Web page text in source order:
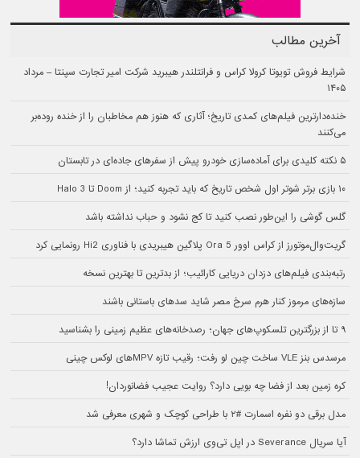
آخرین مطالب
شرایط فروش تویوتا کرولا کراس و فرانتلندر هیبرید شرکت امیر تجارت سپنتا – مرداد
۱۴۰۵
خنده‌دارترین فیلم‌های کمدی تاریخ؛ آثاری که هنوز هم مخاطبان را از خنده روده‌بر
می‌کنند
۵ نکته کلیدی برای آماده‌سازی خودرو پیش از سفرهای جاده‌ای در تابستان
۱۰ بازی برتر شوتر اول شخص تاریخ که باید تجربه کنید؛ از Doom تا Halo 3
گلس گوشی را این‌طور نصب کنید تا کج نشود و حباب نداشته باشد
گریت‌وال‌موتورز از کراس اوور Ora 5 پلاگین هیبریدی با فناوری Hi2 رونمایی کرد
رتبه‌بندی فیلم‌های دزدان دریایی کارائیب؛ از بدترین تا بهترین نسخه
سازه‌های مرموز کنار هرم سرخ مصر شاید سدهای باستانی باشند
۹ تا از بزرگترین تلسکوپ‌های جهان؛ رصدخانه‌های عظیم زمینی را بشناسید
مرسدس بنز VLE ساخت چین لو رفت؛ رقیب تازه MPVهای لوکس چینی
کره زمین بعد از فضا چه بویی دارد؟ روایت عجیب فضانوردان!
مدل برقی دو نفره اسمارت #۲ با طراحی کوچک و شهری معرفی شد
آیا سریال Severance در اپل تی‌وی ارزش تماشا دارد؟